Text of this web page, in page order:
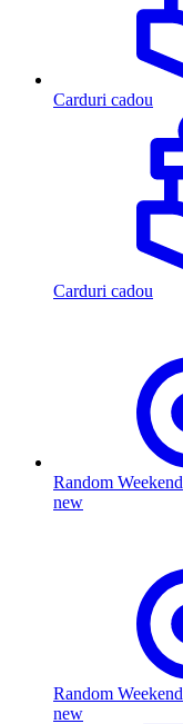
Carduri cadou
Carduri cadou
Random Weekend
new
Random Weekend
new